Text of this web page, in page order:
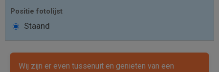
Positie fotolijst
Staand
Wij zijn er even tussenuit en genieten van een